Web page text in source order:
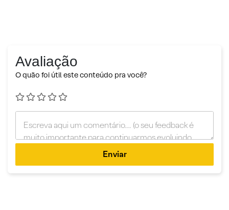
Avaliação
O quão foi útil este conteúdo pra você?
Enviar